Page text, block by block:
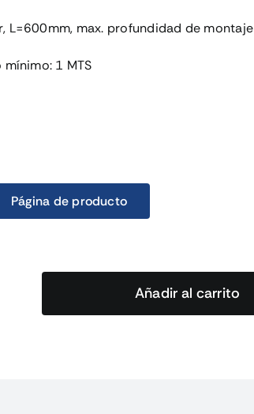
L=600mm, max. profundidad de montaje
1 MTS
Página de producto
Añadir al carrito